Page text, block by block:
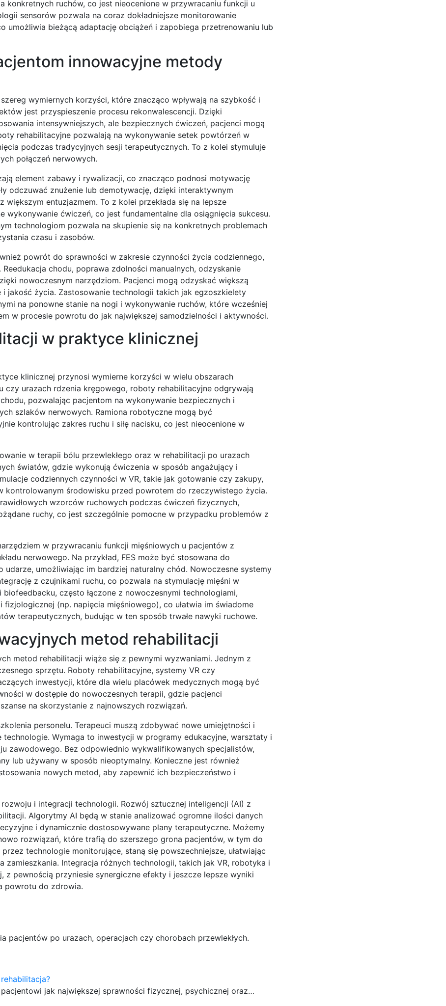
ruchów, co jest nieocenione w przywracaniu funkcji u
sensorów pozwala na coraz dokładniejsze monitorowanie
bieżącą adaptację obciążeń i zapobiega przetrenowaniu lub
innowacyjne metody
wymiernych korzyści, które znacząco wpływają na szybkość i
jest przyspieszenie procesu rekonwalescencji. Dzięki
intensywniejszych, ale bezpiecznych ćwiczeń, pacjenci mogą
rehabilitacyjne pozwalają na wykonywanie setek powtórzeń w
podczas tradycyjnych sesji terapeutycznych. To z kolei stymuluje
połączeń nerwowych.
element zabawy i rywalizacji, co znacząco podnosi motywację
odczuwać znużenie lub demotywację, dzięki interaktywnym
entuzjazmem. To z kolei przekłada się na lepsze
ćwiczeń, co jest fundamentalne dla osiągnięcia sukcesu.
technologiom pozwala na skupienie się na konkretnych problemach
czasu i zasobów.
powrót do sprawności w zakresie czynności życia codziennego,
chodu, poprawa zdolności manualnych, odzyskanie
nowoczesnym narzędziom. Pacjenci mogą odzyskać większą
jakość życia. Zastosowanie technologii takich jak egzoszkielety
na ponowne stanie na nogi i wykonywanie ruchów, które wcześniej
w procesie powrotu do jak największej samodzielności i aktywności.
w praktyce klinicznej
klinicznej przynosi wymierne korzyści w wielu obszarach
czy urazach rdzenia kręgowego, roboty rehabilitacyjne odgrywają
pozwalając pacjentom na wykonywanie bezpiecznych i
szlaków nerwowych. Ramiona robotyczne mogą być
kontrolując zakres ruchu i siłę nacisku, co jest nieocenione w
w terapii bólu przewlekłego oraz w rehabilitacji po urazach
światów, gdzie wykonują ćwiczenia w sposób angażujący i
codziennych czynności w VR, takie jak gotowanie czy zakupy,
kontrolowanym środowisku przed powrotem do rzeczywistego życia.
wzorców ruchowych podczas ćwiczeń fizycznych,
ruchy, co jest szczególnie pomocne w przypadku problemów z
w przywracaniu funkcji mięśniowych u pacjentów z
nerwowego. Na przykład, FES może być stosowana do
umożliwiając im bardziej naturalny chód. Nowoczesne systemy
z czujnikami ruchu, co pozwala na stymulację mięśni w
często łączone z nowoczesnymi technologiami,
(np. napięcia mięśniowego), co ułatwia im świadome
terapeutycznych, budując w ten sposób trwałe nawyki ruchowe.
metod rehabilitacji
metod rehabilitacji wiąże się z pewnymi wyzwaniami. Jednym z
sprzętu. Roboty rehabilitacyjne, systemy VR czy
inwestycji, które dla wielu placówek medycznych mogą być
w dostępie do nowoczesnych terapii, gdzie pacjenci
na skorzystanie z najnowszych rozwiązań.
personelu. Terapeuci muszą zdobywać nowe umiejętności i
Wymaga to inwestycji w programy edukacyjne, warsztaty i
zawodowego. Bez odpowiednio wykwalifikowanych specjalistów,
lub używany w sposób nieoptymalny. Konieczne jest również
nowych metod, aby zapewnić ich bezpieczeństwo i
i integracji technologii. Rozwój sztucznej inteligencji (AI) z
Algorytmy AI będą w stanie analizować ogromne ilości danych
i dynamicznie dostosowywane plany terapeutyczne. Możemy
rozwiązań, które trafią do szerszego grona pacjentów, w tym do
technologie monitorujące, staną się powszechniejsze, ułatwiając
Integracja różnych technologii, takich jak VR, robotyka i
pewnością przyniesie synergiczne efekty i jeszcze lepsze wyniki
powrotu do zdrowia.
pacjentów po urazach, operacjach czy chorobach przewlekłych.
jak największej sprawności fizycznej, psychicznej oraz…